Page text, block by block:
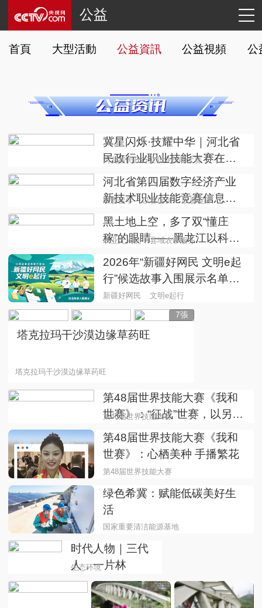
公益
首頁 大型活動 公益資訊 公益視頻 公
冀星闪烁·技耀中华｜河北省
民政行业职业技能大赛在石
家庄开赛
河北省民政行业职业技能大赛
河北省第四届数字经济产业
新技术职业技能竞赛信息通
信网络运行管理员赛项举办
以赛促学 以赛促训 以赛促评
黑土地上空，多了双“懂庄
稼”的眼睛——黑龙江以科技
公益夯实县域农事服务根基
农业无人机 县域农事服务
2026年“新疆好网民 文明e起
行”候选故事入围展示名单来
了
新疆好网民 文明e起行
7張
塔克拉玛干沙漠边缘草药旺
塔克拉玛干沙漠边缘草药旺
第48届世界技能大赛《我和
世赛》：“征战”世赛，以另一
种身份
第48届世界技能大赛
第48届世界技能大赛《我和
世赛》：心栖美种 手播繁花
第48届世界技能大赛
绿色希冀：赋能低碳美好生
活
国家重要清洁能源基地
时代人物｜三代
人，一片林
生态环境 毛乌素沙地